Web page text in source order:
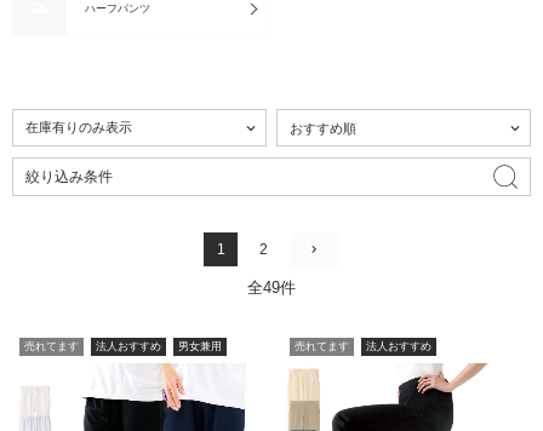
ハーフパンツ
絞り込み条件
1 2
全49件
売れてます 法人おすすめ 男女兼用 売れてます 法人おすすめ